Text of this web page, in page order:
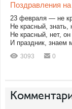
Поздравления
23 февраля — не
Не красный, знать,
Не красный, нет, он
И праздник, знаем
3093 0